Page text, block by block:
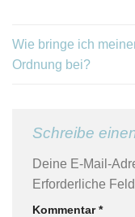
Wie bringe ich
Ordnung bei?
Schreibe
Deine E-Mail-
Erforderliche
Kommentar*